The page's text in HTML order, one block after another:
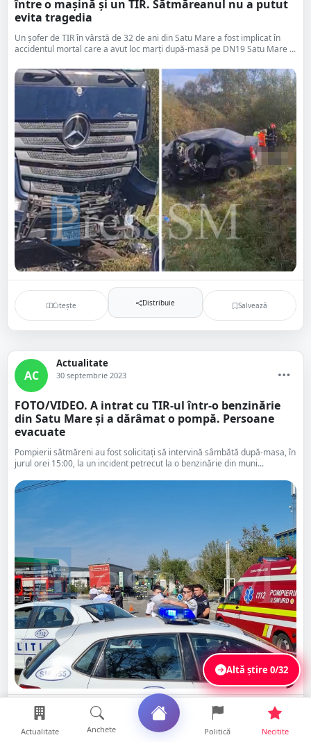
între o mașină și un TIR. Sătmăreanul nu a putut
evita tragedia
Un șofer de TIR în vârstă de 32 de ani din Satu Mare a fost implicat în
accidentul mortal care a avut loc marți după-masă pe DN19 Satu Mare ...
Citește Distribuie Salvează
AC
Actualitate
30 septembrie 2023
FOTO/VIDEO. A intrat cu TIR-ul într-o benzinărie
din Satu Mare și a dărâmat o pompă. Persoane
evacuate
Pompierii sătmăreni au fost solicitați să intervină sâmbătă după-masa, în
jurul orei 15:00, la un incident petrecut la o benzinărie din muni...
Distribuie
Altă știre0/32
Actualitate Anchete Politică Necitite